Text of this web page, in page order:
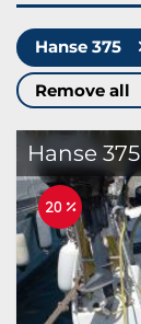
Hanse 375
Remove all
Hanse 375
20 %